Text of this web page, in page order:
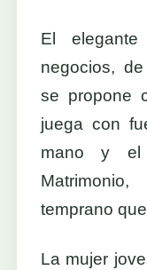
El
negocios,
se propone
juega con
mano y el
temprano
La mujer